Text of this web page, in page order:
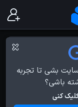
بشی تا تجربه
کنی